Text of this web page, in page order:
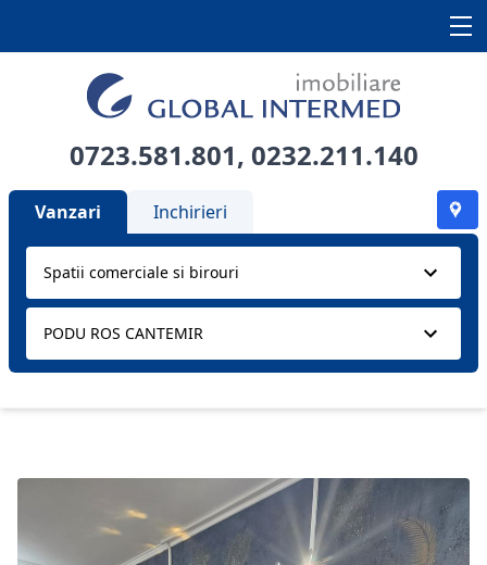
0723.581.801, 0232.211.140
Vanzari Inchirieri
Spatii comerciale si birouri
PODU ROS CANTEMIR